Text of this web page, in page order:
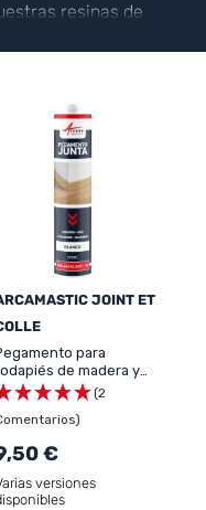
resinas de
coloreados o
JOINT ET
para
de madera y
azulejos, de fácil
ARCASEALANT
43
(2
€
versiones